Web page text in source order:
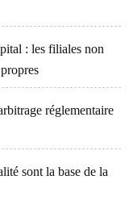
: les filiales non
réglementaire
sont la base de la